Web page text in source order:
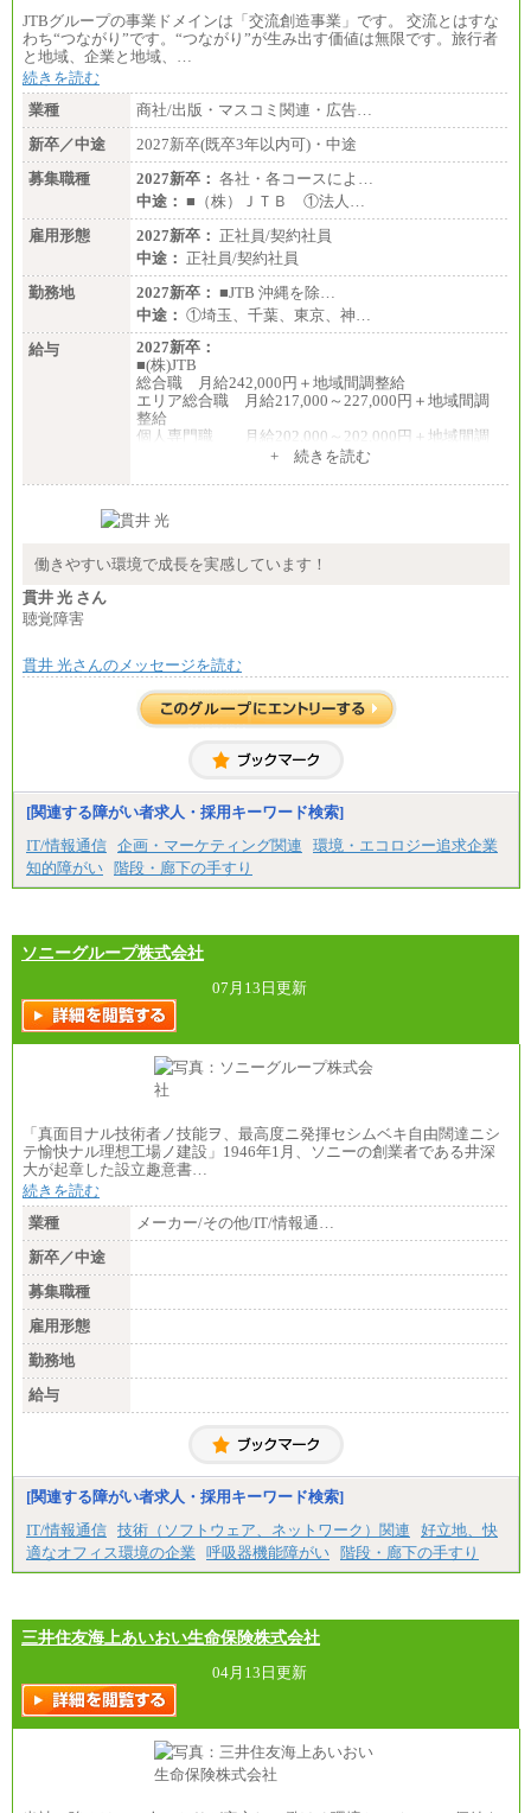
JTBグループの事業ドメインは「交流創造事業」です。 交流とはすな
わち“つながり”です。“つながり”が生み出す価値は無限です。旅行者
と地域、企業と地域、…
続きを読む
業種
商社/出版・マスコミ関連・広告…
新卒／中途
2027新卒(既卒3年以内可)・中途
募集職種
2027新卒： 各社・各コースによ…
中途： ■（株）ＪＴＢ ①法人…
雇用形態
2027新卒： 正社員/契約社員
中途： 正社員/契約社員
勤務地
2027新卒： ■JTB 沖縄を除…
中途： ①埼玉、千葉、東京、神…
給与
2027新卒：
■(株)JTB
総合職 月給242,000円＋地域間調整給
エリア総合職 月給217,000～227,000円＋地域間調
整給
個人専門職 月給202,000～202,000円＋地域間調
総合職 月給208,000～235,000円
※詳細はJTBキャリアサイトよりご確認ください。
総合職 月給220,000～230,000円＋地域間調整給
整給
※詳細はJTBキャリアサイトよりご確認ください。
■(株)JTBコミュニケーションデザイン
総合職 月給230,000円
みなし残業手当：20,000円（一律支給）※みなし
残業手当の残業時間は10.43時間。
間に応じて、時間外手当等を支給。
エリアサポート職 月給188,000円
■（株）JTBグローバルマーケティング＆トラベル
訪日事業職 月給202,000～227,000円＋地域間調整
給
※詳細はJTBキャリアサイトよりご確認ください。
■(株)JTBビジネストランスフォーム
総合職 月給205,000～225,000円＋地域間調整給
エリア総合職 月給185,000円＋地域間調整給
■(株)JTBデータサービス ※2027年新卒募集終了
総合職 月給186,000～194,000円＋地域手当
■I&Jデジタルイノベーション(株)
総合職 月給224,500～242,600円＋地域手当
■(株)JTBビジネストランスフォーム
※詳細はJTBキャリアサイトよりご確認ください。
■(株)JTBパブリッシング ※2027年新卒募集終了
中途：
①月給227,000円以上
②月給212,000円以上
④月給23万円～37万円
⑤月給20万円～25万円
⑥月給33万円～48万円
⑦月給271,000円以上
⑧～⑮月給200,000円〜月給400,000円
⑯月給185,000円以上
⑲東京：月給202,000 円以上 、京都：月給193,000 円
以上
⑳月給205,000円以上
㉑月給185,000 円以上
㉒月給185,000 円以上
㉓月給224,500円以上
異なります
※試用期間中も給与に変更はございません。
+ 続きを読む
働きやすい環境で成長を実感しています！
貫井 光 さん
聴覚障害
貫井 光さんのメッセージを読む
[関連する障がい者求人・採用キーワード検索]
IT/情報通信 企画・マーケティング関連
環境・エコロジー追求企業
知的障がい 階段・廊下の手すり
ソニーグループ株式会社
07月13日更新
「真面目ナル技術者ノ技能ヲ、最高度ニ発揮セシムベキ自由闊達ニシ
テ愉快ナル理想工場ノ建設」1946年1月、ソニーの創業者である井深
大が起章した設立趣意書…
続きを読む
業種
メーカー/その他/IT/情報通…
新卒／中途
募集職種
雇用形態
勤務地
給与
[関連する障がい者求人・採用キーワード検索]
IT/情報通信 技術（ソフトウェア、ネットワーク）関連
好立地、快
適なオフィス環境の企業
呼吸器機能障がい 階段・廊下の手すり
三井住友海上あいおい生命保険株式会社
04月13日更新